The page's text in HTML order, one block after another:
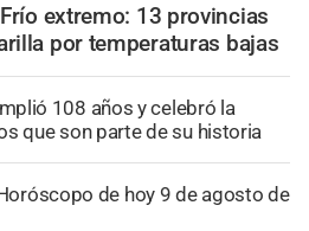
Frío extremo: 13 provincias
por temperaturas bajas
108 años y celebró la
que son parte de su historia
de hoy 9 de agosto de